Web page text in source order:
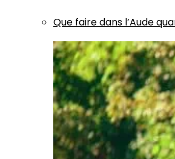
Que faire dans l’Aude